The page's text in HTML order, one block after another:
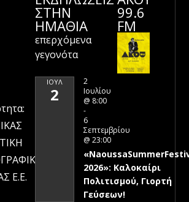
Ε.Ε.
ΣΤΗΝ
ΗΜΑΘΊΑ
επερχόμενα
γεγονότα
ΙΟΎΛ
2
2
Ιουλίου
@ 8:00
-
6
Σεπτεμβρίου
@ 23:00
2026»: Καλοκαίρι
Πολιτισμού, Γιορτή
Γεύσεων!
99.6
FM